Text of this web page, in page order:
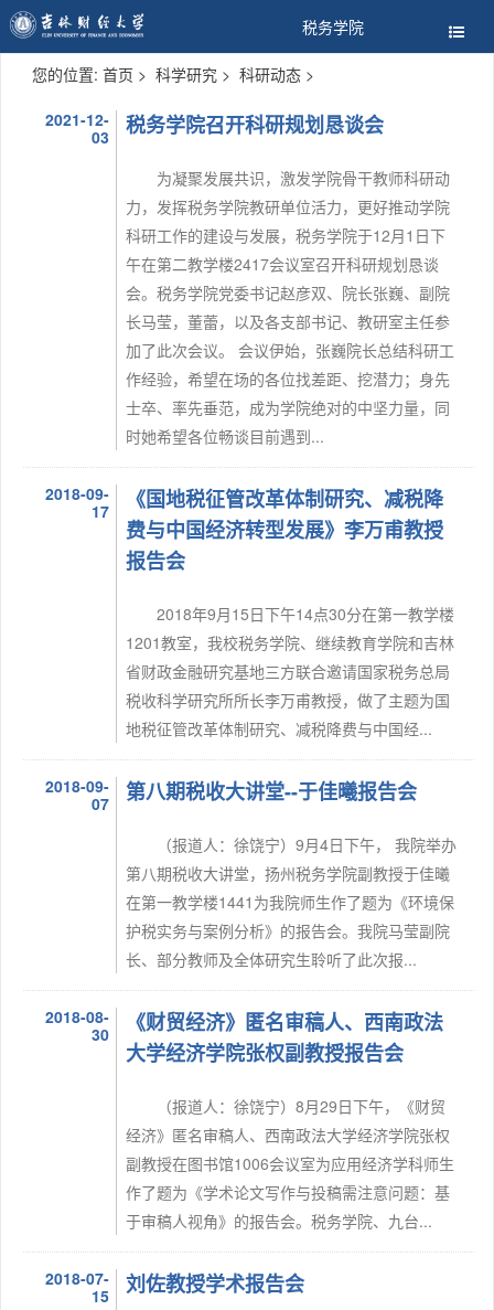
税务学院
您的位置: 首页 > 科学研究 > 科研动态 >
2021-12-
03
税务学院召开科研规划恳谈会
为凝聚发展共识，激发学院骨干教师科研动
力，发挥税务学院教研单位活力，更好推动学院
科研工作的建设与发展，税务学院于12月1日下
午在第二教学楼2417会议室召开科研规划恳谈
会。税务学院党委书记赵彦双、院长张巍、副院
长马莹，董蕾，以及各支部书记、教研室主任参
加了此次会议。 会议伊始，张巍院长总结科研工
作经验，希望在场的各位找差距、挖潜力；身先
士卒、率先垂范，成为学院绝对的中坚力量，同
时她希望各位畅谈目前遇到...
2018-09-
17
《国地税征管改革体制研究、减税降
费与中国经济转型发展》李万甫教授
报告会
2018年9月15日下午14点30分在第一教学楼
1201教室，我校税务学院、继续教育学院和吉林
省财政金融研究基地三方联合邀请国家税务总局
税收科学研究所所长李万甫教授，做了主题为国
地税征管改革体制研究、减税降费与中国经...
2018-09-
07
第八期税收大讲堂--于佳曦报告会
（报道人：徐饶宁）9月4日下午， 我院举办
第八期税收大讲堂，扬州税务学院副教授于佳曦
在第一教学楼1441为我院师生作了题为《环境保
护税实务与案例分析》的报告会。我院马莹副院
长、部分教师及全体研究生聆听了此次报...
2018-08-
30
《财贸经济》匿名审稿人、西南政法
大学经济学院张权副教授报告会
（报道人：徐饶宁）8月29日下午，《财贸
经济》匿名审稿人、西南政法大学经济学院张权
副教授在图书馆1006会议室为应用经济学科师生
作了题为《学术论文写作与投稿需注意问题：基
于审稿人视角》的报告会。税务学院、九台...
2018-07-
15
刘佐教授学术报告会